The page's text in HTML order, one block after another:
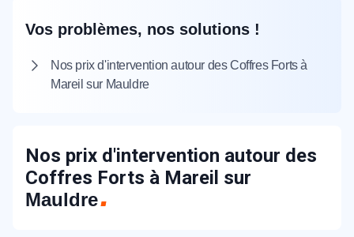
Vos problèmes, nos solutions !
Nos prix d'intervention autour des Coffres Forts à
Mareil sur Mauldre
Nos prix d'intervention autour des
Coffres Forts à Mareil sur
Mauldre